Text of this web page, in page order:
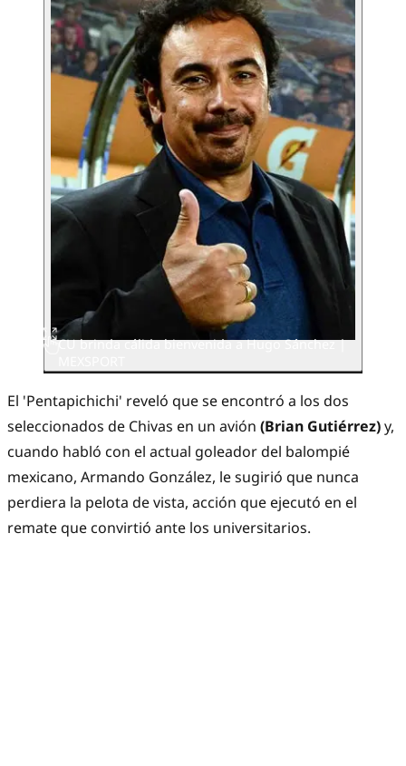
CU brinda cálida bienvenida a Hugo Sánchez |
​El 'Pentapichichi' reveló que se encontró a los dos
seleccionados de Chivas en un avión (Brian Gutiérrez)y,
cuando habló con el actual goleador del balompié
mexicano, Armando González, le sugirió que nunca
perdiera la pelota de vista, acción que ejecutó en el
remate que convirtió ante los universitarios.